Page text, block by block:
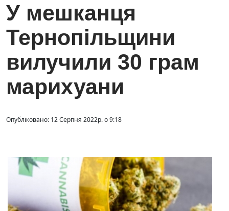
У мешканця
Тернопільщини
вилучили 30 грам
марихуани
Опубліковано: 12 Серпня 2022р. о 9:18